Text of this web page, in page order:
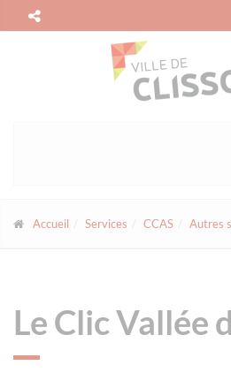
Accueil Services CCAS Autres
Le Clic Vallée
Panneau de gestion des cookies